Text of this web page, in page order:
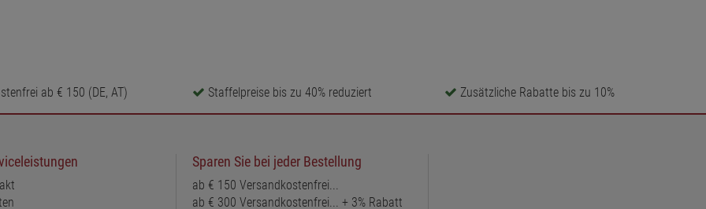
ab € 150 (DE, AT) Staffelpreise bis zu 40% reduziert Zusätzliche Rabatte bis zu 10%
Sparen Sie bei jeder Bestellung
ab € 150 Versandkostenfrei...
ab € 300 Versandkostenfrei... + 3% Rabatt